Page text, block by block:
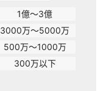
1億～3億
3000万～5000万
500万～1000万
300万以下